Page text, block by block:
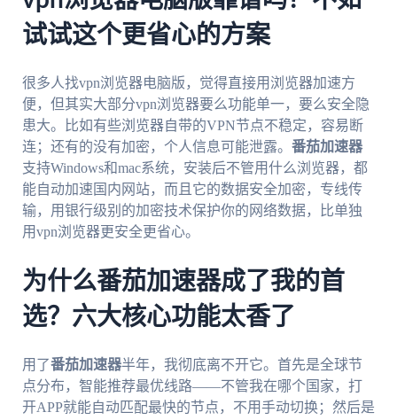
试试这个更省心的方案
很多人找vpn浏览器电脑版，觉得直接用浏览器加速方
便，但其实大部分vpn浏览器要么功能单一，要么安全隐
患大。比如有些浏览器自带的VPN节点不稳定，容易断
连；还有的没有加密，个人信息可能泄露。 番茄加速器
支持Windows和mac系统，安装后不管用什么浏览器，都
能自动加速国内网站，而且它的数据安全加密，专线传
输，用银行级别的加密技术保护你的网络数据，比单独
用vpn浏览器更安全更省心。
为什么番茄加速器成了我的首
选？六大核心功能太香了
用了番茄加速器半年，我彻底离不开它。首先是全球节
点分布，智能推荐最优线路——不管我在哪个国家，打
开APP就能自动匹配最快的节点，不用手动切换；然后是